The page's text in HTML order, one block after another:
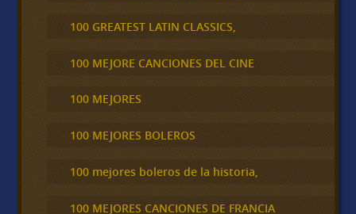
100 GREATEST LATIN CLASSICS,
100 MEJORE CANCIONES DEL CINE
100 MEJORES
100 MEJORES BOLEROS
100 mejores boleros de la historia,
100 MEJORES CANCIONES DE FRANCIA